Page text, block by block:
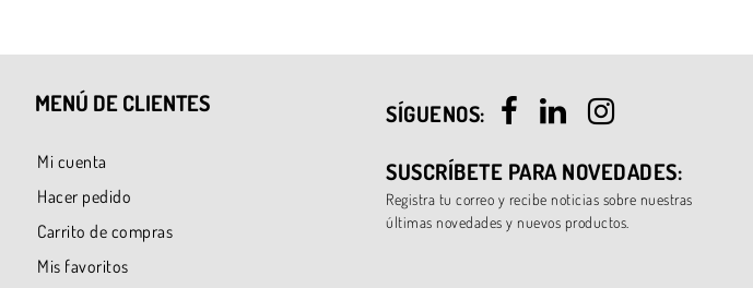
MENÚ DE CLIENTES
Mi cuenta
Hacer pedido
Carrito de compras
Mis favoritos
SÍGUENOS:
SUSCRÍBETE PARA NOVEDADES:
Registra tu correo y recibe noticias sobre nuestras
últimas novedades y nuevos productos.